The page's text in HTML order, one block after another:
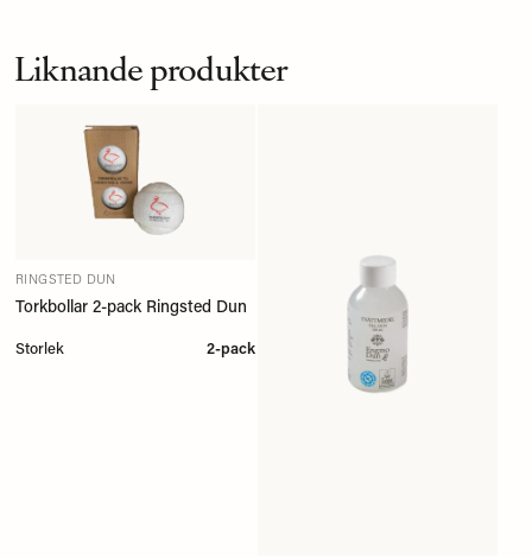
Liknande produkter
RINGSTED DUN
Torkbollar 2-pack Ringsted Dun
Storlek 2-pack